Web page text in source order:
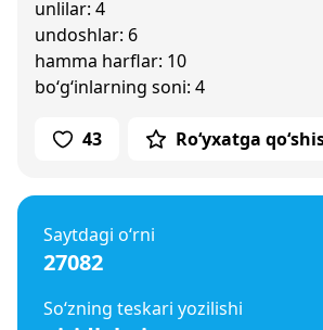
unlilar: 4
undoshlar: 6
hamma harflar: 10
bo‘g‘inlarning soni: 4
43 Ro‘yxatga
Saytdagi o‘rni
27082
So‘zning teskari yozilishi